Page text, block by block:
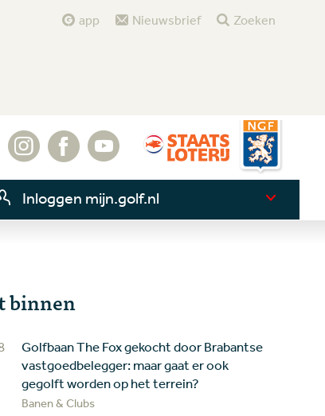
app Nieuwsbrief Zoeken
Inloggen mijn.golf.nl
binnen
Golfbaan The Fox gekocht door Brabantse
vastgoedbelegger: maar gaat er ook
gegolft worden op het terrein?
Banen & Clubs